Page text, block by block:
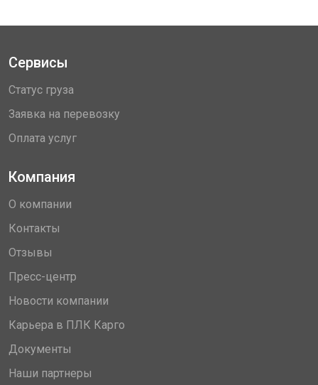
Сервисы
Статус груза
Заявка на перевозку
Оплата услуг
Компания
О компании
Контакты
Отзывы
Пресс-центр
Новости компании
Карьера в ПЛК Карго
Документы
Наши партнеры